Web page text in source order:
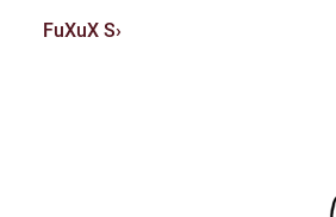
FuXuX S